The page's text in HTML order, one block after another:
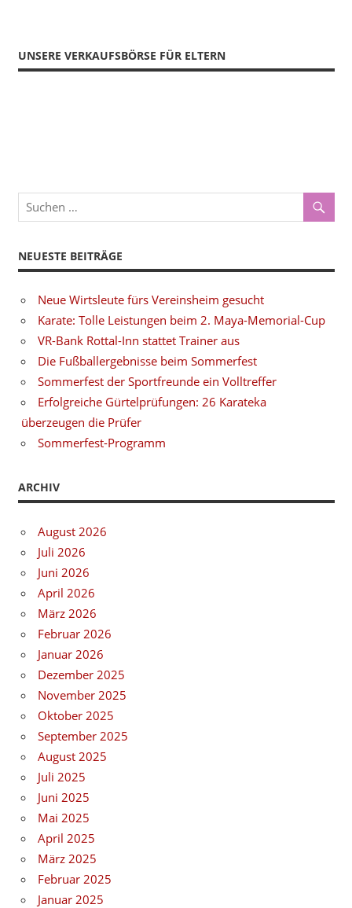
UNSERE VERKAUFSBÖRSE FÜR ELTERN
NEUESTE BEITRÄGE
Neue Wirtsleute fürs Vereinsheim gesucht
Karate: Tolle Leistungen beim 2. Maya-Memorial-Cup
VR-Bank Rottal-Inn stattet Trainer aus
Die Fußballergebnisse beim Sommerfest
Sommerfest der Sportfreunde ein Volltreffer
Erfolgreiche Gürtelprüfungen: 26 Karateka
überzeugen die Prüfer
Sommerfest-Programm
ARCHIV
August 2026
Juli 2026
Juni 2026
April 2026
März 2026
Februar 2026
Januar 2026
Dezember 2025
November 2025
Oktober 2025
September 2025
August 2025
Juli 2025
Juni 2025
Mai 2025
April 2025
März 2025
Februar 2025
Januar 2025